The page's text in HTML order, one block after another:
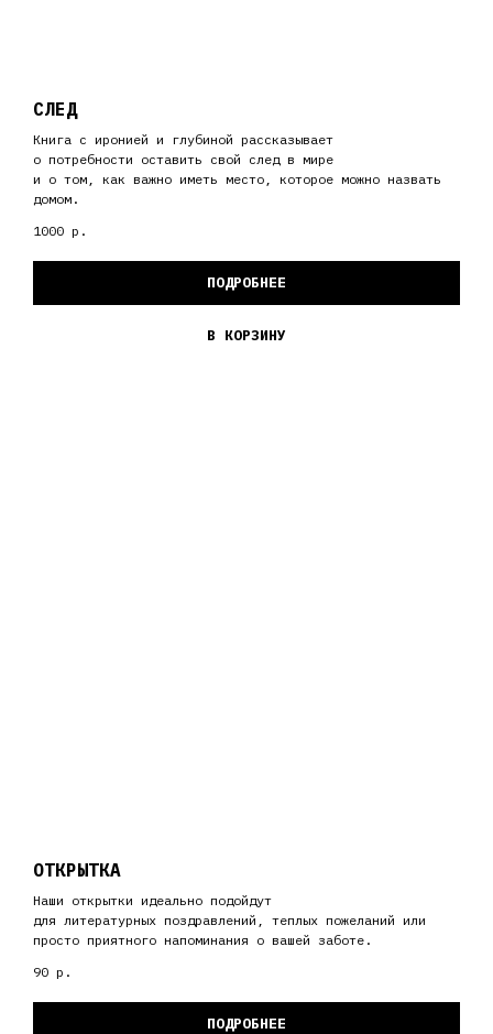
СЛЕД
Книга с иронией и глубиной рассказывает
о потребности оставить свой след в мире
и о том, как важно иметь место, которое можно назвать
домом.
1000 р.
ПОДРОБНЕЕ
В КОРЗИНУ
ОТКРЫТКА
Наши открытки идеально подойдут
для литературных поздравлений, теплых пожеланий или
просто приятного напоминания о вашей заботе.
90 р.
ПОДРОБНЕЕ